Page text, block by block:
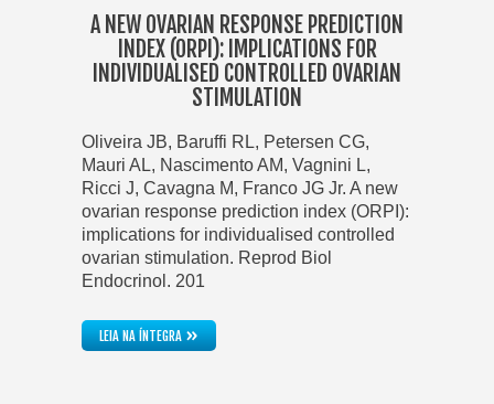
A NEW OVARIAN RESPONSE PREDICTION
INDEX (ORPI): IMPLICATIONS FOR
INDIVIDUALISED CONTROLLED OVARIAN
STIMULATION
Oliveira JB, Baruffi RL, Petersen CG,
Mauri AL, Nascimento AM, Vagnini L,
Ricci J, Cavagna M, Franco JG Jr. A new
ovarian response prediction index (ORPI):
implications for individualised controlled
ovarian stimulation. Reprod Biol
Endocrinol. 201
LEIA NA ÍNTEGRA»